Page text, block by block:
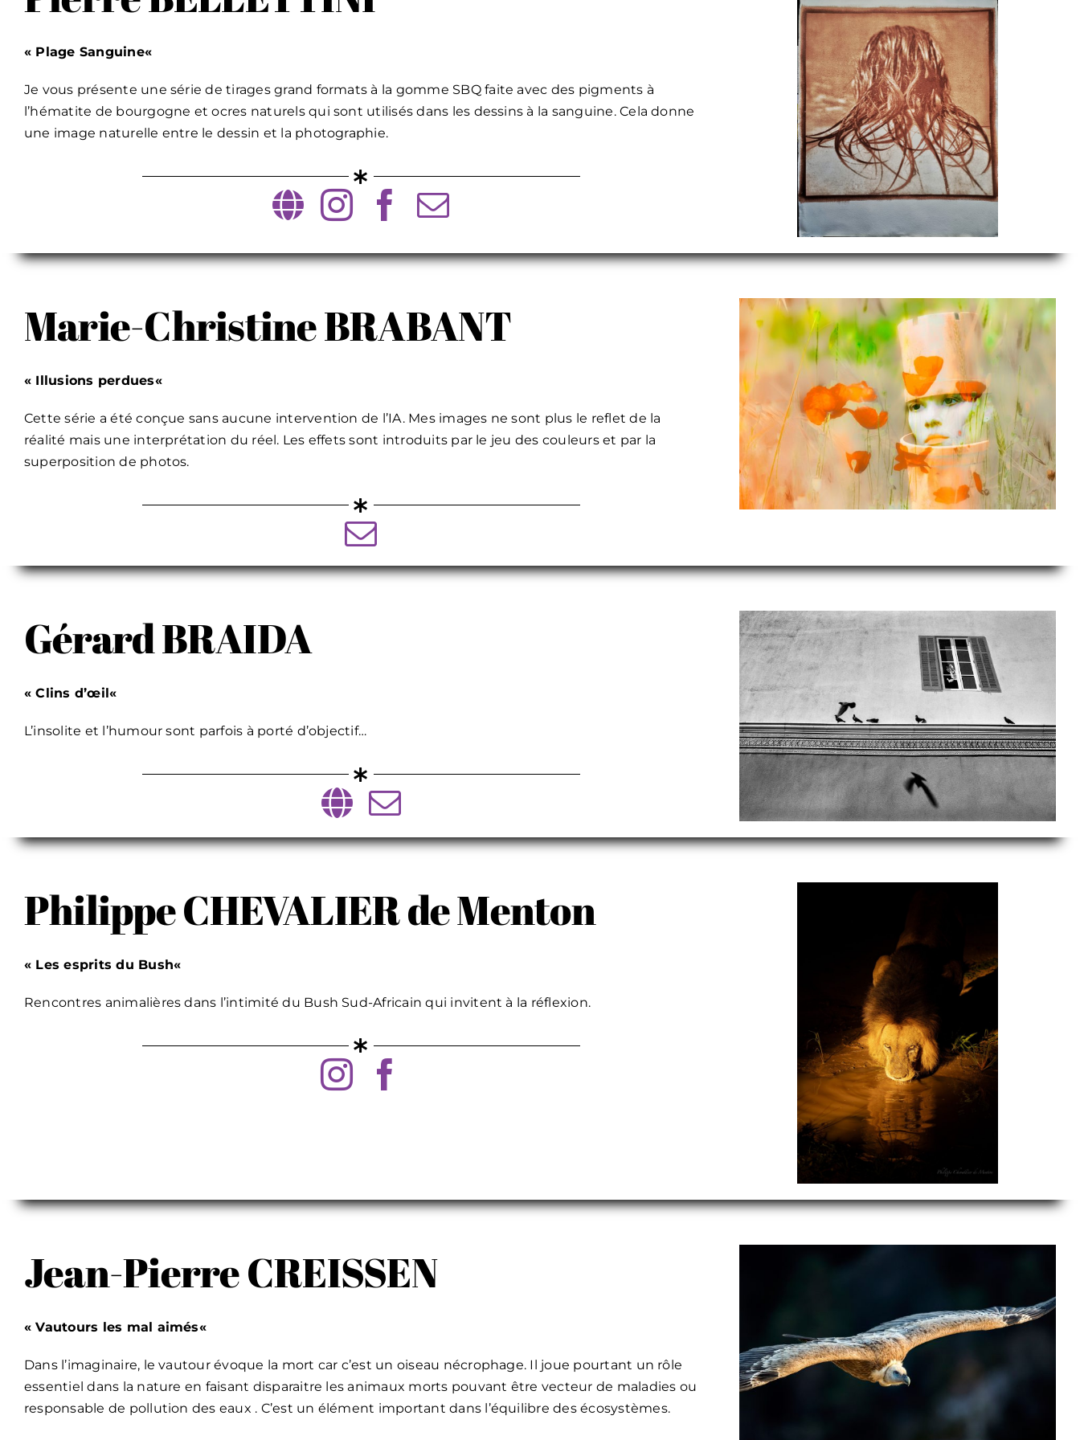
« Plage Sanguine«
Je vous présente une série de tirages grand formats à la gomme SBQ faite avec des pigments à
l’hématite de bourgogne et ocres naturels qui sont utilisés dans les dessins à la sanguine. Cela donne
une image naturelle entre le dessin et la photographie.
Marie-Christine BRABANT
« Illusions perdues«
Cette série a été conçue sans aucune intervention de l’IA. Mes images ne sont plus le reflet de la
réalité mais une interprétation du réel. Les effets sont introduits par le jeu des couleurs et par la
superposition de photos.
Gérard BRAIDA
« Clins d’œil«
L’insolite et l’humour sont parfois à porté d’objectif…
Philippe CHEVALIER de Menton
« Les esprits du Bush«
Rencontres animalières dans l’intimité du Bush Sud-Africain qui invitent à la réflexion.
Jean-Pierre CREISSEN
« Vautours les mal aimés«
Dans l’imaginaire, le vautour évoque la mort car c’est un oiseau nécrophage. Il joue pourtant un rôle
essentiel dans la nature en faisant disparaitre les animaux morts pouvant être vecteur de maladies ou
responsable de pollution des eaux . C’est un élément important dans l’équilibre des écosystèmes.